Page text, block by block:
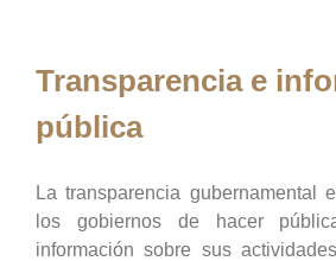
Transparencia e
pública
La transparencia gubernamental
los gobiernos de hacer
información sobre sus